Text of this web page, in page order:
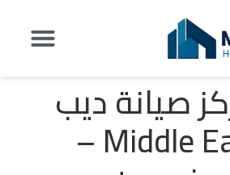
صيانة ديب
فريزر | Middle East –